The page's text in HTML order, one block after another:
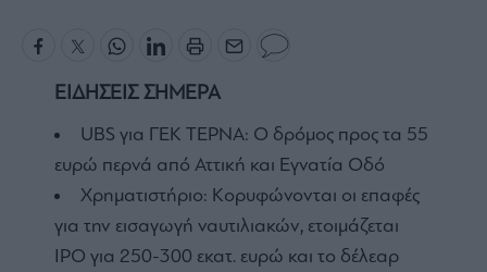
ΕΙΔΗΣΕΙΣ ΣΗΜΕΡΑ
UBS για ΓΕΚ ΤΕΡΝΑ: Ο δρόμος προς τα 55
ευρώ περνά από Αττική και Εγνατία Οδό
Χρηματιστήριο: Κορυφώνονται οι επαφές
για την εισαγωγή ναυτιλιακών, ετοιμάζεται
IPO για 250-300 εκατ. ευρώ και το δέλεαρ